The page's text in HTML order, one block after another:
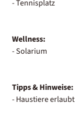
- Tennisplatz
Wellness:
- Solarium
Tipps & Hinweise:
- Haustiere erlaubt